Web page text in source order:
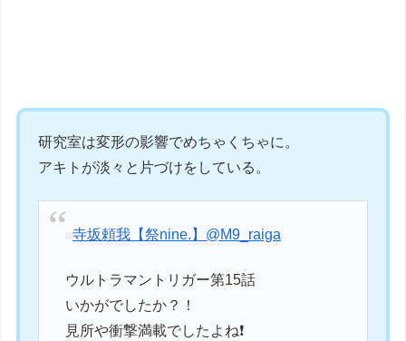
研究室は変形の影響でめちゃくちゃに。
アキトが淡々と片づけをしている。
寺坂頼我【祭nine.】 @M9_raiga
ウルトラマントリガー第15話
いかがでしたか？！
見所や衝撃満載でしたよね❗️